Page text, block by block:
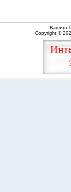
Вашият
Copyright ©